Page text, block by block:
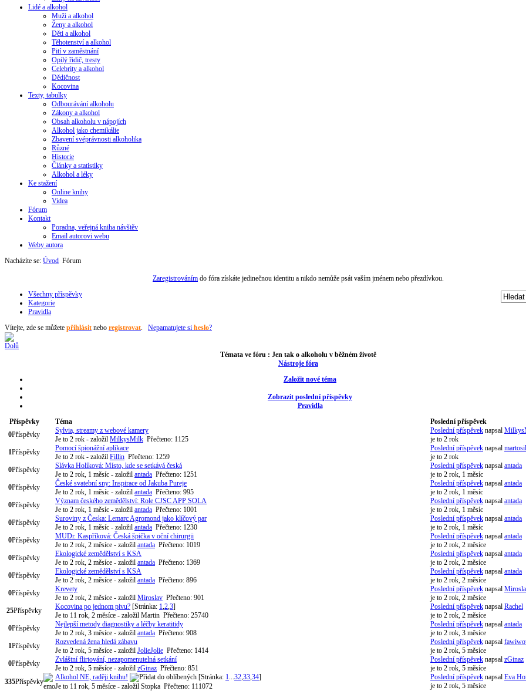
Lidé a alkohol
Muži a alkohol
Ženy a alkohol
Děti a alkohol
Těhotenství a alkohol
Pití v zaměstnání
Opilý řidič, tresty
Celebrity a alkohol
Dědičnost
Kocovina
Texty, tabulky
Odbourávání alkoholu
Zákony a alkohol
Obsah alkoholu v nápojích
Alkohol jako chemikálie
Zbavení svéprávnosti alkoholika
Různé
Historie
Články a statistiky
Alkohol a léky
Ke stažení
Online knihy
Videa
Fórum
Kontakt
Poradna, veřejná kniha návštěv
Email autorovi webu
Weby autora
Nacházíte se: Úvod Fórum
Zaregistrováním do fóra získáte jedinečnou identitu a nikdo nemůže psát vaším jménem nebo přezdívkou.
Všechny příspěvky
Kategorie
Pravidla
Vítejte, zde se můžete přihlásit nebo registrovat. Nepamatujete si heslo?
Témata ve fóru : Jen tak o alkoholu v běžném životě
Nástroje fóra
Založit nové téma
Zobrazit poslední příspěvky
Pravidla
Příspěvky
Téma
Poslední příspěvek
0Příspěvky
Sylvia, streamy z webové kamery
Je to 2 rok - založil MilkysMilk Přečteno: 1125
Poslední příspěvek napsal
je to 2 rok
1Příspěvky
Pomocí špionážní aplikace
Je to 2 rok - založil Fillin Přečteno: 1259
Poslední příspěvek napsal martosil
je to 2 rok
0Příspěvky
Slávka Holíková: Místo, kde se setkává česká
Je to 2 rok, 1 měsíc - založil antada Přečteno: 1251
Poslední příspěvek napsal antada
je to 2 rok, 1 měsíc
0Příspěvky
České svatební sny: Inspirace od Jakuba Pureje
Je to 2 rok, 1 měsíc - založil antada Přečteno: 995
Poslední příspěvek napsal antada
je to 2 rok, 1 měsíc
0Příspěvky
Význam českého zemědělství: Role CJSC APP SOLA
Je to 2 rok, 1 měsíc - založil antada Přečteno: 1001
Poslední příspěvek napsal antada
je to 2 rok, 1 měsíc
0Příspěvky
Suroviny z Česka: Lemarc Agromond jako klíčový par
Je to 2 rok, 1 měsíc - založil antada Přečteno: 1230
Poslední příspěvek napsal antada
je to 2 rok, 1 měsíc
0Příspěvky
MUDr. Kaspříková: Česká špička v oční chirurgii
Je to 2 rok, 2 měsíce - založil antada Přečteno: 1019
Poslední příspěvek napsal antada
je to 2 rok, 2 měsíce
0Příspěvky
Ekologické zemědělství s KSA
Je to 2 rok, 2 měsíce - založil antada Přečteno: 1369
Poslední příspěvek napsal antada
je to 2 rok, 2 měsíce
0Příspěvky
Ekologické zemědělství s KSA
Je to 2 rok, 2 měsíce - založil antada Přečteno: 896
Poslední příspěvek napsal antada
je to 2 rok, 2 měsíce
0Příspěvky
Krevety
Je to 2 rok, 2 měsíce - založil Miroslav Přečteno: 901
Poslední příspěvek napsal
je to 2 rok, 2 měsíce
25Příspěvky Kocovina po jednom pivu? [Stránka: 1,2,3]
Je to 11 rok, 2 měsíce - založil Martin Přečteno: 25740
Poslední příspěvek napsal Rachel
je to 2 rok, 2 měsíce
0Příspěvky
Nejlepší metody diagnostiky a léčby keratitidy
Je to 2 rok, 3 měsíce - založil antada Přečteno: 908
Poslední příspěvek napsal antada
je to 2 rok, 3 měsíce
1Příspěvky
Rozvedená žena hledá zábavu
Je to 2 rok, 5 měsíce - založil JolieJolie Přečteno: 1414
Poslední příspěvek napsal
je to 2 rok, 5 měsíce
0Příspěvky
Zvláštní flirtování, nezapomenutelná setkání
Je to 2 rok, 5 měsíce - založil zGinaz Přečteno: 851
Poslední příspěvek napsal zGinaz
je to 2 rok, 5 měsíce
335Příspěvky
Alkohol NE, raději knihu! [Stránka: 1...32,33,34]
Je to 11 rok, 5 měsíce - založil Stopka Přečteno: 111072
Poslední příspěvek napsal Eva
je to 2 rok, 5 měsíce